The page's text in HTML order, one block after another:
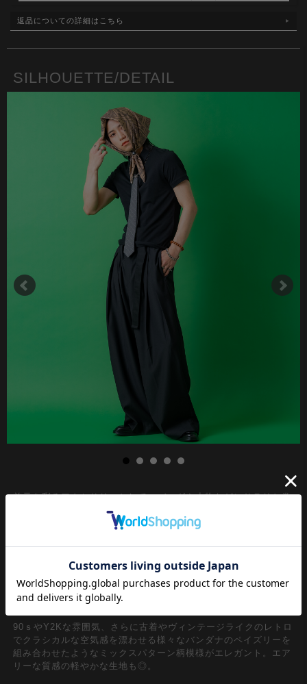
返品についての詳細はこちら
SILHOUETTE/DETAIL
首元を彩るアクセサリーとして、バッグや小物などにサラリと巻
き付けてアクセントとして、ヘアアクセサリーとしてや大判のバ
ンダナ的にも普段使いからコーディネートのスパイスまで使い勝
的。特に今期世界中でそのレトロな世界観とストリートスタイル
発のヘッドアクセサリーとして注目度はマックス。ザクっと頭巾
やバンダナのように頭にのせてキュキュっと首元で結んでバブー
シュカやヘッドスカーフスタイルでコーデに取り入れたいとこ
ろ。
90ｓやY2Kな雰囲気、さらに古着やヴィンテージライクのレトロ
でクラシカルな空気感を漂わせる様々なバンダナのペイズリーを
組み合わせたようなミックスパターン柄模様がエレガント。エア
リーな質感の軽やかな生地も◎。